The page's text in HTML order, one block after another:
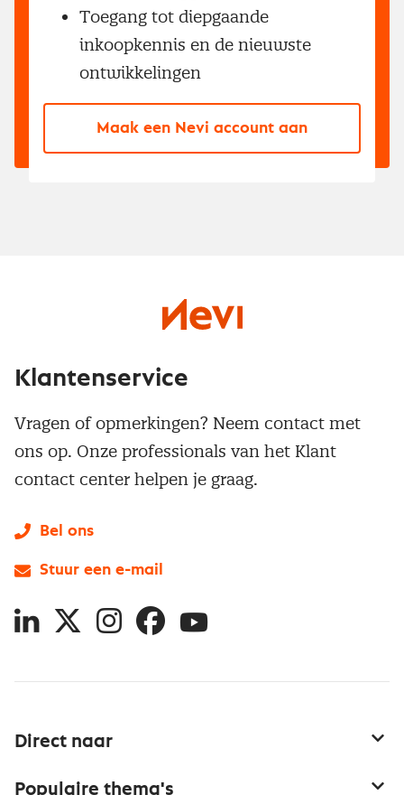
Toegang tot diepgaande
inkoopkennis en de nieuwste
ontwikkelingen
Maak een Nevi account aan
Direct naar
Populaire thema's
Klantenservice
Vragen of opmerkingen? Neem contact met
ons op. Onze professionals van het Klant
contact center helpen je graag.
Bel ons
Stuur een e-mail
LinkedIn
X InstagramFacebookYouTube